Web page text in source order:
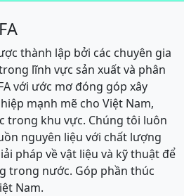
thành lập bởi các chuyên gia
lĩnh vực sản xuất và phân
với ước mơ đóng góp xây
mạnh mẽ cho Việt Nam,
trong khu vực. Chúng tôi luôn
nguyên liệu với chất lượng
pháp về vật liệu và kỹ thuật để
trong nước. Góp phần thúc
Nam.